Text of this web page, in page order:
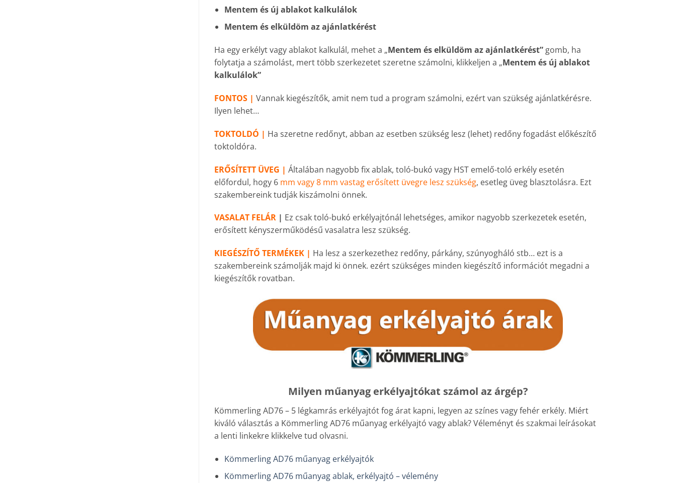
Mentem és új ablakot kalkulálok
Mentem és elküldöm az ajánlatkérést
Ha egy erkélyt vagy ablakot kalkulál, mehet a „Mentem és elküldöm az ajánlatkérést” gomb, ha
folytatja a számolást, mert több szerkezetet szeretne számolni, klikkeljen a „Mentem és új ablakot
kalkulálok”
FONTOS | Vannak kiegészítők, amit nem tud a program számolni, ezért van szükség ajánlatkérésre.
Ilyen lehet…
TOKTOLDÓ | Ha szeretne redőnyt, abban az esetben szükség lesz (lehet) redőny fogadást előkészítő
toktoldóra.
ERŐSÍTETT ÜVEG | Általában nagyobb fix ablak, toló-bukó vagy HST emelő-toló erkély esetén
előfordul, hogy 6mm vagy 8 mm vastag erősített üvegre lesz szükség, esetleg üveg blasztolásra. Ezt
szakembereink tudják kiszámolni önnek.
VASALAT FELÁR| Ez csak toló-bukó erkélyajtónál lehetséges, amikor nagyobb szerkezetek esetén,
erősített kényszerműködésű vasalatra lesz szükség.
KIEGÉSZÍTŐ TERMÉKEK | Ha lesz a szerkezethez redőny, párkány, szúnyogháló stb… ezt is a
szakembereink számolják majd ki önnek. ezért szükséges minden kiegészítő információt megadni a
kiegészítők rovatban.
Milyen műanyag erkélyajtókat számol az árgép?
Kömmerling AD76 – 5 légkamrás erkélyajtót fog árat kapni, legyen az színes vagy fehér erkély. Miért
kiváló választás a Kömmerling AD76 műanyag erkélyajtó vagy ablak? Véleményt és szakmai leírásokat
a lenti linkekre klikkelve tud olvasni.
Kömmerling AD76 műanyag erkélyajtók
Kömmerling AD76 műanyag ablak, erkélyajtó – vélemény